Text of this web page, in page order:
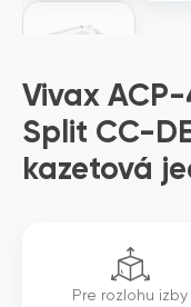
Vivax ACP-
Split CC-
kazetová
Pre rozlohu izby